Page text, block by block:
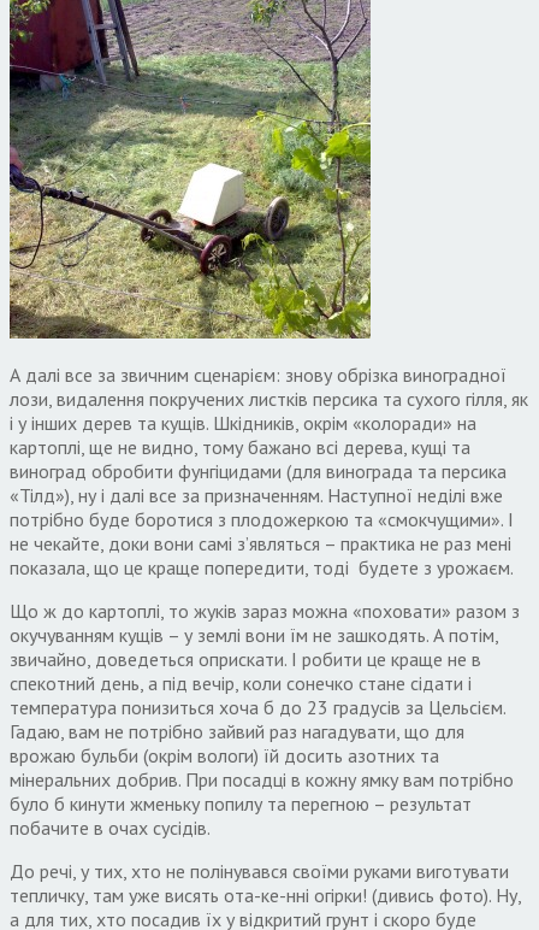
А далі все за звичним сценарієм: знову обрізка виноградної
лози, видалення покручених листків персика та сухого гілля, як
і у інших дерев та кущів. Шкідників, окрім «колоради» на
картоплі, ще не видно, тому бажано всі дерева, кущі та
виноград обробити фунгіцидами (для винограда та персика
«Тілд»), ну і далі все за призначенням. Наступної неділі вже
потрібно буде боротися з плодожеркою та «смокчущими». І
не чекайте, доки вони самі з’являться – практика не раз мені
показала, що це краще попередити, тоді будете з урожаєм.
Що ж до картоплі, то жуків зараз можна «поховати» разом з
окучуванням кущів – у землі вони їм не зашкодять. А потім,
звичайно, доведеться оприскати. І робити це краще не в
спекотний день, а під вечір, коли сонечко стане сідати і
температура понизиться хоча б до 23 градусів за Цельсієм.
Гадаю, вам не потрібно зайвий раз нагадувати, що для
врожаю бульби (окрім вологи) їй досить азотних та
мінеральних добрив. При посадці в кожну ямку вам потрібно
було б кинути жменьку попилу та перегною – результат
побачите в очах сусідів.
До речі, у тих, хто не полінувався своїми руками виготувати
тепличку, там уже висять ота-ке-нні огірки! (дивись фото). Ну,
а для тих, хто посадив їх у відкритий грунт і скоро буде